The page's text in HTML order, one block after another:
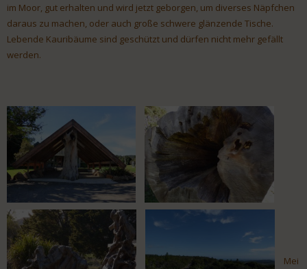
im Moor, gut erhalten und wird jetzt geborgen, um diverses Näpfchen
daraus zu machen, oder auch große schwere glänzende Tische.
Lebende Kauribäume sind geschützt und dürfen nicht mehr gefällt
werden.
Mei